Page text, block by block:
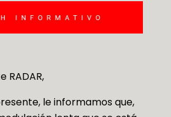
RADAR,
le informamos que,